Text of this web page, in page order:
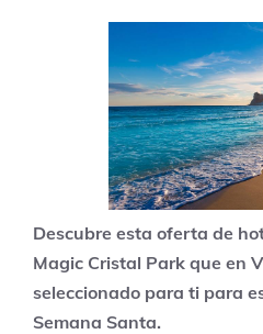
Descubre esta oferta de
Magic Cristal Park que en
seleccionado para ti para
Semana Santa.